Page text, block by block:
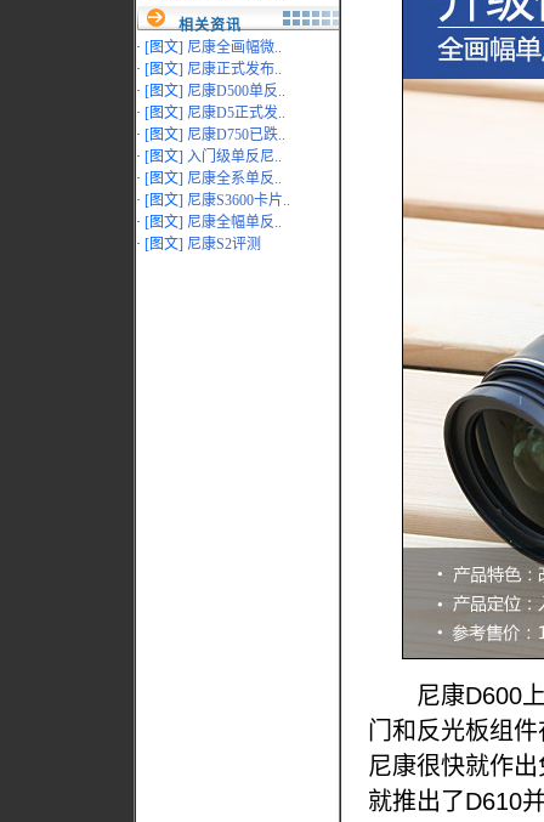
相关资讯
· [图文] 尼康全画幅微..
· [图文] 尼康正式发布..
· [图文] 尼康D500单反..
· [图文] 尼康D5正式发..
· [图文] 尼康D750已跌..
· [图文] 入门级单反尼..
· [图文] 尼康全系单反..
· [图文] 尼康S3600卡片..
· [图文] 尼康全幅单反..
· [图文] 尼康S2评测
尼康D600上
门和反光板组
尼康很快就作
就推出了D610